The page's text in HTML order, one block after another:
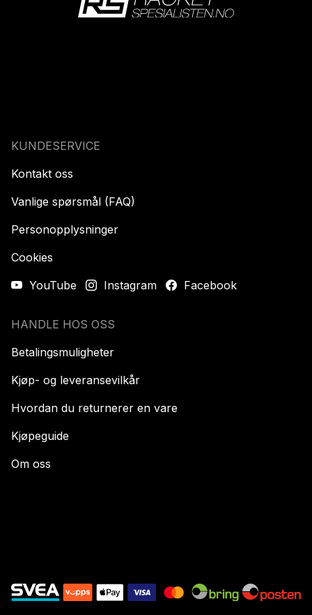
KUNDESERVICE
Kontakt oss
Vanlige spørsmål (FAQ)
Personopplysninger
Cookies
YouTube
Instagram Facebook
HANDLE HOS OSS
Betalingsmuligheter
Kjøp- og leveransevilkår
Hvordan du returnerer en vare
Kjøpeguide
Om oss